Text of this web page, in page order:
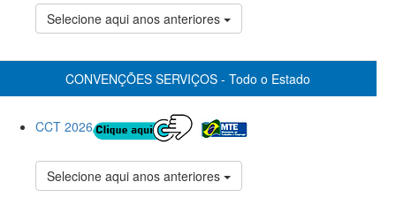
Selecione aqui anos anteriores
CONVENÇÕES SERVIÇOS - Todo o Estado
CCT 2026
Selecione aqui anos anteriores